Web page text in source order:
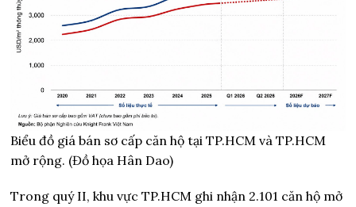
Biểu đồ giá bán sơ cấp căn hộ tại TP.HCM và TP.HCM
mở rộng. (Đồ họa Hân Dao)
Trong quý II, khu vực TP.HCM ghi nhận 2.101 căn hộ mở